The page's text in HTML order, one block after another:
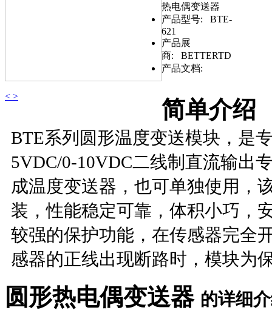
< >
热电偶变送器
产品型号: BTE-
621
产品展
商: BETTERTD
产品文档:
简单介绍
BTE系列圆形温度变送模块，是
5VDC/0-10VDC二线制直流输出
成温度变送器，也可单独使用，
装，性能稳定可靠，体积小巧，
较强的保护功能，在传感器完全
感器的正线出现断路时，模块为
圆形热电偶变送器 的详细